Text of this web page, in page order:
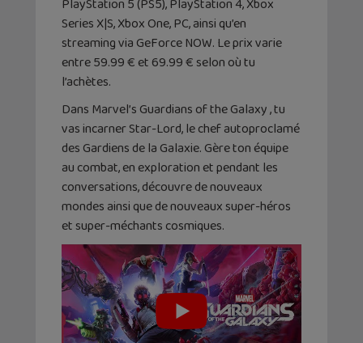
PlayStation 5 (PS5), PlayStation 4, Xbox
Series X|S, Xbox One, PC, ainsi qu’en
streaming via GeForce NOW. Le prix varie
entre 59.99 € et 69.99 € selon où tu
l’achètes.
Dans Marvel’s Guardians of the Galaxy , tu
vas incarner Star-Lord, le chef autoproclamé
des Gardiens de la Galaxie. Gère ton équipe
au combat, en exploration et pendant les
conversations, découvre de nouveaux
mondes ainsi que de nouveaux super-héros
et super-méchants cosmiques.